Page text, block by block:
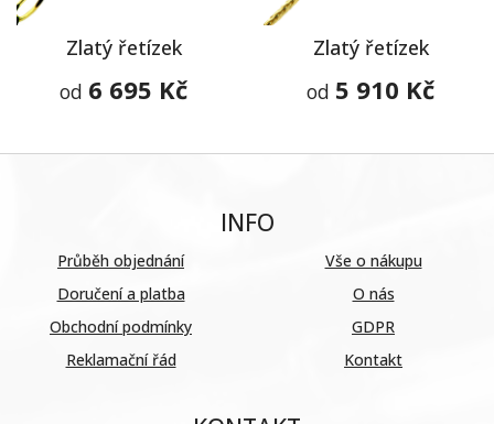
Zlatý řetízek
od 6 695 Kč
Zlatý řetízek
od 5 910 Kč
INFO
Průběh objednání
Doručení a platba
Obchodní podmínky
Reklamační řád
Vše o nákupu
O nás
GDPR
Kontakt